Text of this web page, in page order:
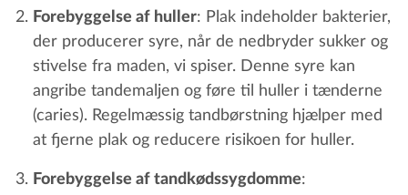
Forebyggelse af huller: Plak indeholder bakterier,
der producerer syre, når de nedbryder sukker og
stivelse fra maden, vi spiser. Denne syre kan
angribe tandemaljen og føre til huller i tænderne
(caries). Regelmæssig tandbørstning hjælper med
at fjerne plak og reducere risikoen for huller.
Forebyggelse af tandkødssygdomme: